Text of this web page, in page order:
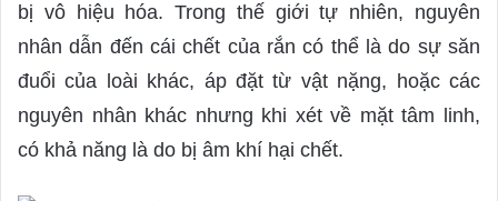
bị vô hiệu hóa. Trong thế giới tự nhiên, nguyên
nhân dẫn đến cái chết của rắn có thể là do sự săn
đuổi của loài khác, áp đặt từ vật nặng, hoặc các
nguyên nhân khác nhưng khi xét về mặt tâm linh,
có khả năng là do bị âm khí hại chết.